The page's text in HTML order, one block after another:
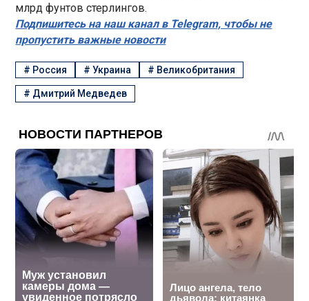
млрд фунтов стерлингов.
Подпишитесь на наш канал в Telegram, чтобы не
пропустить важные новости
# Россия #Украина # Великобритания
# Дмитрий Медведев